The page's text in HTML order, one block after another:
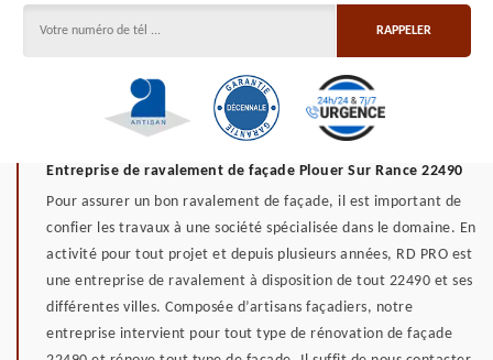
Entreprise de ravalement de façade Plouer Sur Rance 22490
Pour assurer un bon ravalement de façade, il est important de
confier les travaux à une société spécialisée dans le domaine. En
activité pour tout projet et depuis plusieurs années, RD PRO est
une entreprise de ravalement à disposition de tout 22490 et ses
différentes villes. Composée d’artisans façadiers, notre
entreprise intervient pour tout type de rénovation de façade